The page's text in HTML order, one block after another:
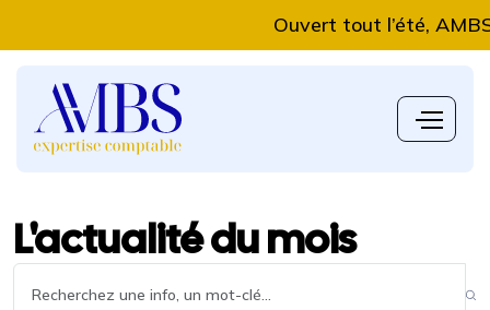
Ouvert tout l’été, AMBS
L'actualité du mois